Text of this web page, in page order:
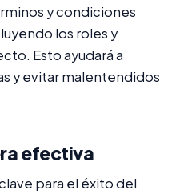
y condiciones
los roles y
Esto ayudará a
y evitar malentendidos
efectiva
para el éxito del